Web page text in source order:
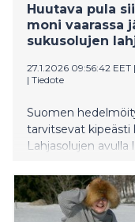
Huutava pula
moni vaarassa
sukusolujen
27.1.2026 09:56:42 EET |
| Tiedote
Suomen
tarvitsevat kipeästi
Lahjasolujen
puutteen vuoksi
toteutumatta.
nostettiin vuoden